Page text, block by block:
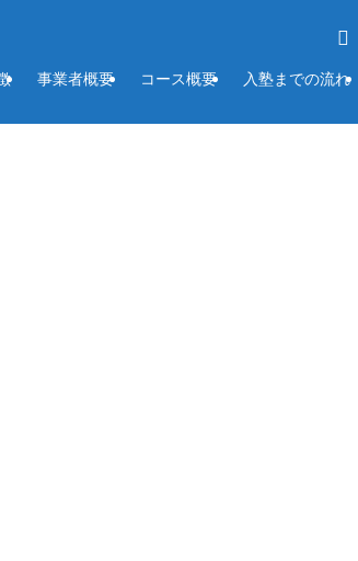
事業者概要 コース概要 入塾までの流れ